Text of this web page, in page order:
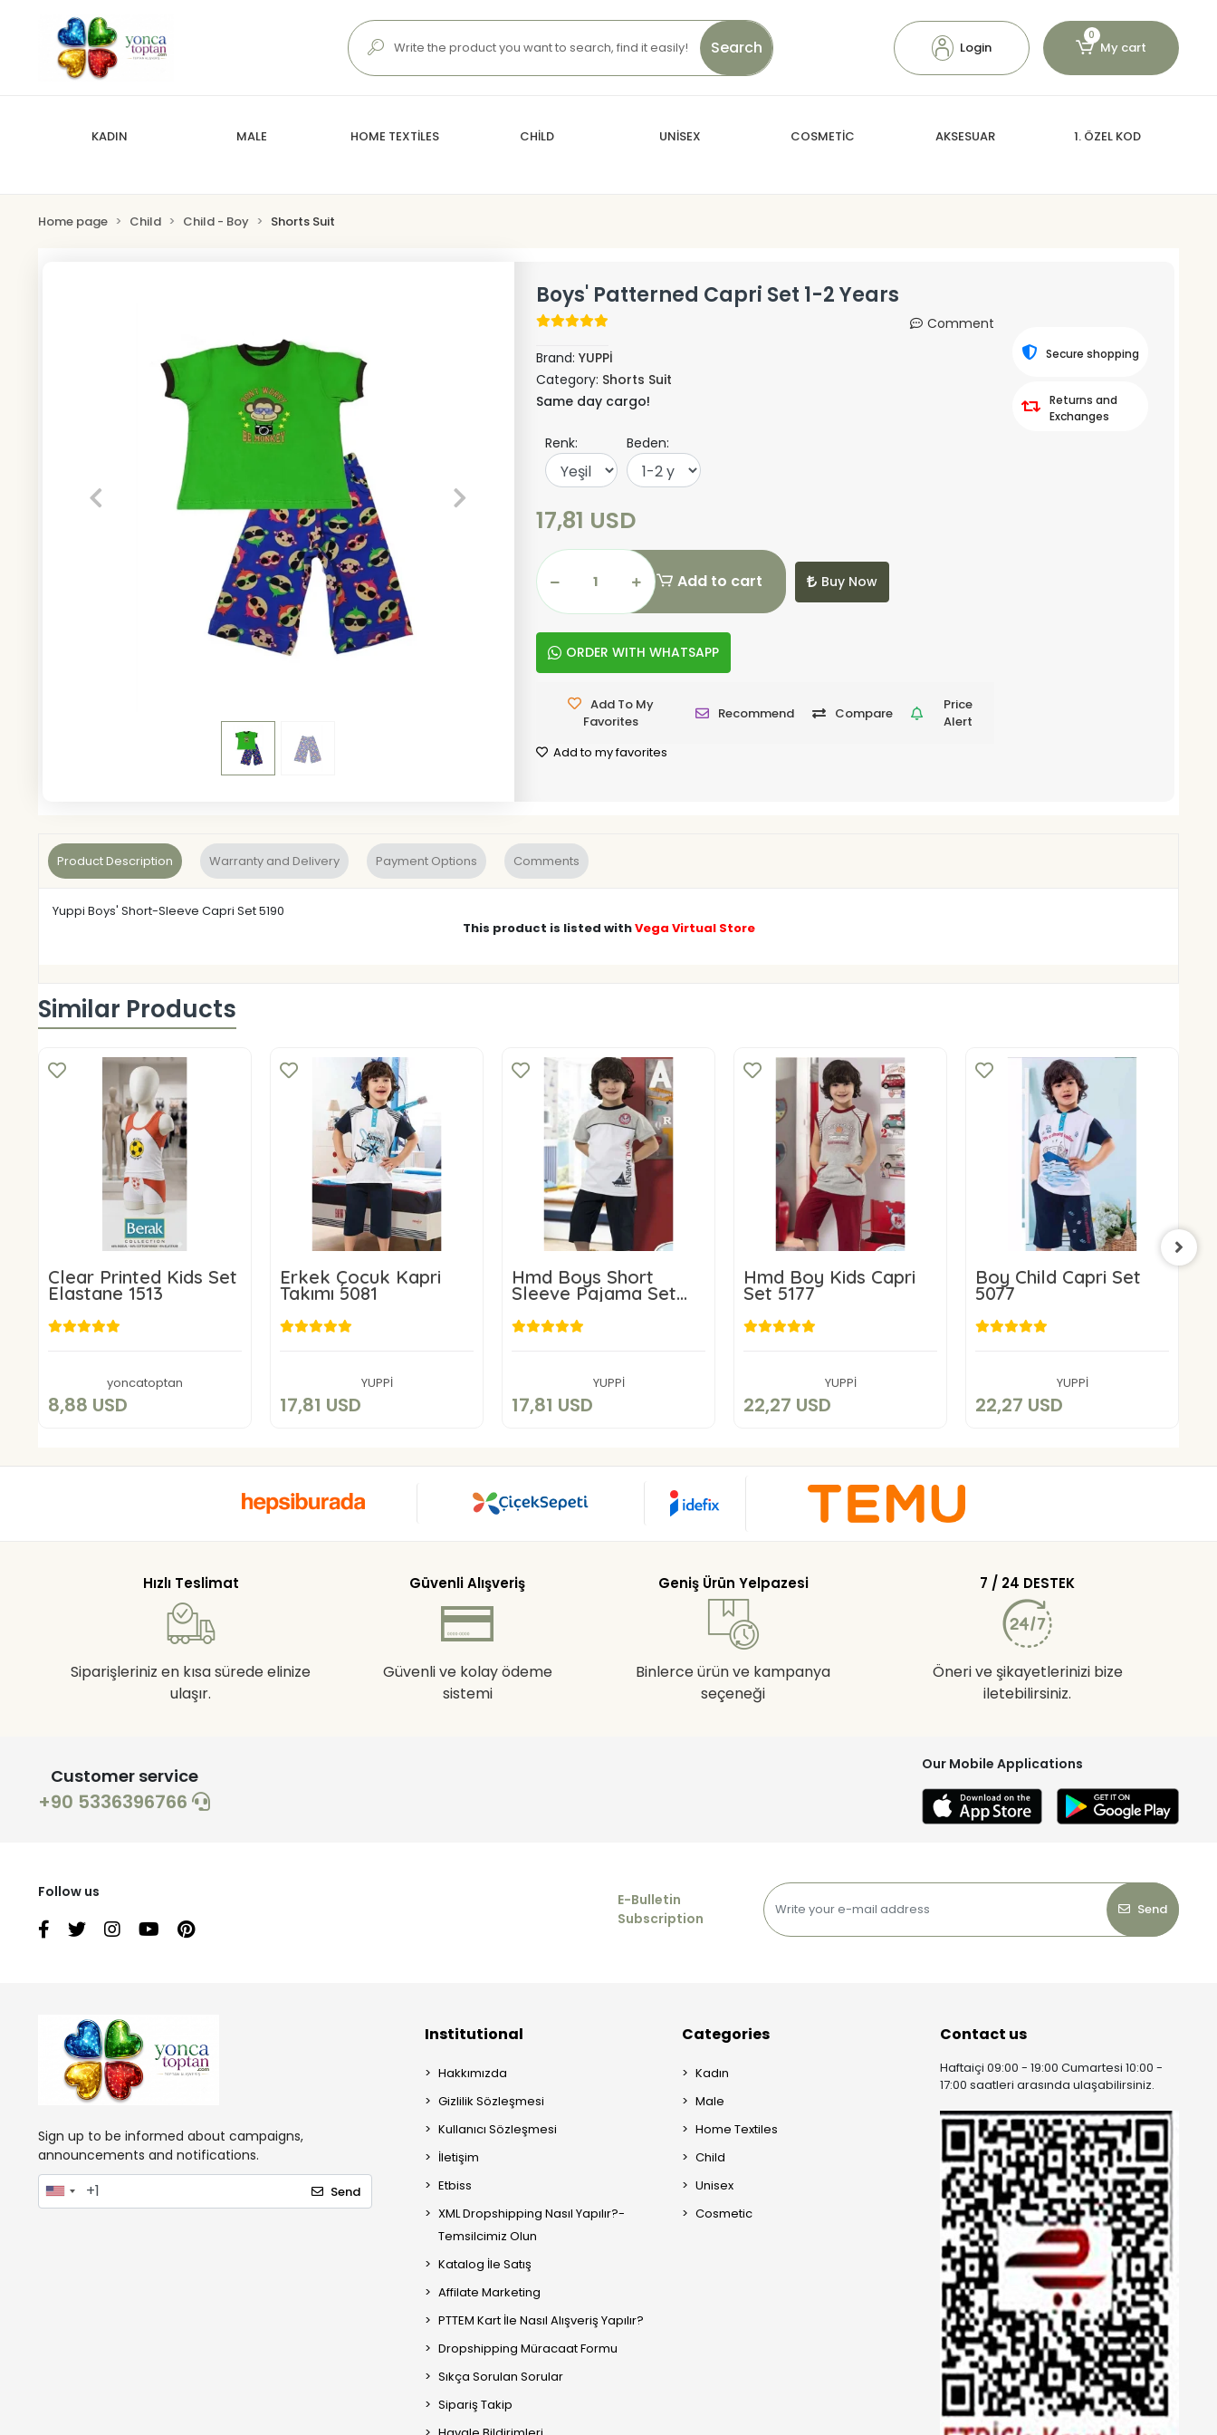
Search Login
0
My cart
KADIN MALE HOME TEXTİLES CHİLD UNİSEX COSMETİC AKSESUAR 1. ÖZEL KOD
Home page Child Child - Boy Shorts Suit
Boys' Patterned Capri Set 1-2 Years
Comment
Brand: YUPPİ
Category: Shorts Suit
Same day cargo!
Renk: Beden:
17,81 USD
Add to cart Buy Now
ORDER WITH WHATSAPP
Add To My
Favorites
Recommend Compare
Price
Alert
Add to my favorites
Secure shopping
Returns and
Exchanges
Product Description Warranty and Delivery Payment Options Comments
Yuppi Boys' Short-Sleeve Capri Set 5190
This product is listed withVega Virtual Store
Similar Products
Clear Printed Kids Set
Elastane 1513
yoncatoptan
8,88 USD
Add to cart
Erkek Çocuk Kapri
Takımı 5081
YUPPİ
17,81 USD
Add to cart
Hmd Boys Short
Sleeve Pajama Set
YUPPİ
17,81 USD
Add to cart
Hmd Boy Kids Capri
Set 5177
YUPPİ
22,27 USD
Add to cart
Boy Child Capri Set
5077
YUPPİ
22,27 USD
Add to cart
Hızlı Teslimat
Siparişleriniz en kısa sürede elinize
ulaşır.
Güvenli Alışveriş
Güvenli ve kolay ödeme
sistemi
Geniş Ürün Yelpazesi
Binlerce ürün ve kampanya
seçeneği
7 / 24 DESTEK
Öneri ve şikayetlerinizi bize
iletebilirsiniz.
Customer service
+90 5336396766
Our Mobile Applications
Follow us
E-Bulletin
Subscription
Send
Sign up to be informed about campaigns,
announcements and notifications.
Send
Institutional
Hakkımızda
Gizlilik Sözleşmesi
Kullanıcı Sözleşmesi
İletişim
Etbiss
XML Dropshipping Nasıl Yapılır?-
Temsilcimiz Olun
Katalog İle Satış
Affilate Marketing
PTTEM Kart İle Nasıl Alışveriş Yapılır?
Dropshipping Müracaat Formu
Sıkça Sorulan Sorular
Sipariş Takip
Categories
Kadın
Male
Home Textiles
Child
Unisex
Cosmetic
Contact us
Haftaiçi 09:00 - 19:00 Cumartesi 10:00 -
17:00 saatleri arasında ulaşabilirsiniz.